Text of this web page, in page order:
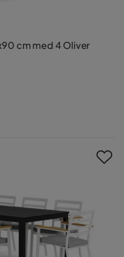
cm med 4 Oliver